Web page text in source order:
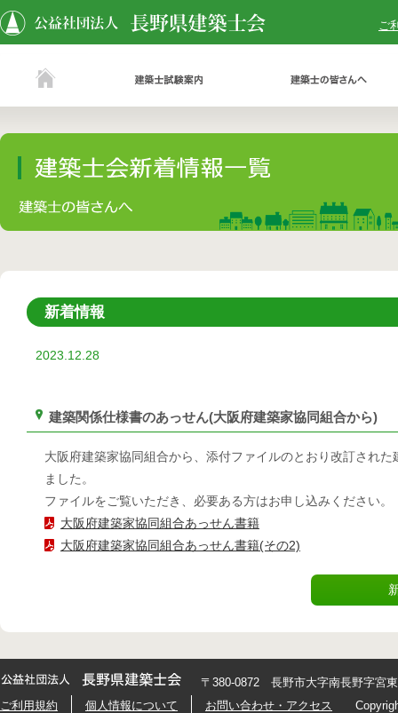
ご
新着情報
2023.12.28
建築関係仕様書のあっせん(大阪府建築家協同組合から)
大阪府建築家協同組合から、添付ファイルのとおり改訂され
ました。
ファイルをご覧いただき、必要ある方はお申し込みください。
大阪府建築家協同組合あっせん書籍
大阪府建築家協同組合あっせん書籍(その2)
〒380-0872 長野市大字南長野字宮
ご利用規約
個人情報について お問い合わせ・アクセス